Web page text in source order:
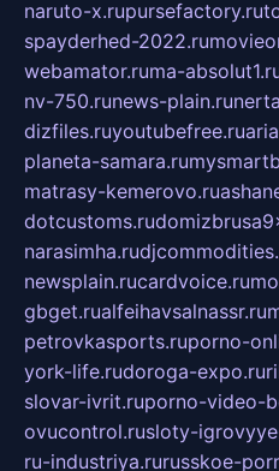
naruto-x.rupursefactory.ru
spayderhed-2022.ru
webamator.ruma-
nv-750.runews-plain.ru
dizfiles.ruyoutubefree.ru
planeta-samara.ru
matrasy-kemerovo.ru
dotcustoms.ru
narasimha.ru
newsplain.rucardvoice.ru
gbget.rualfeihavsalnassr.ru
petrovkasports.ruporno-
york-life.rudoroga-expo.ru
slovar-ivrit.ruporno-video-
ovucontrol.rusloty-
ru-industriya.rurusskoe-